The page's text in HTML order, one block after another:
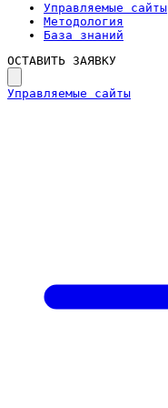
Управляемые сайты
Методология
База знаний
ОСТАВИТЬ ЗАЯВКУ
Управляемые сайты